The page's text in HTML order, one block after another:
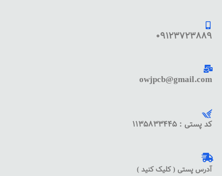
09123723889
owjpcb@gmail.com
کد پستی : 1135833445
آدرس پستی ( کلیک کنید )